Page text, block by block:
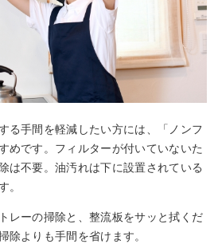
る手間を軽減したい方には、「ノンフ
めです。フィルターが付いていないた
は不要。油汚れは下に設置されている
。
レーの掃除と、整流板をサッと拭くだ
除よりも手間を省けます。